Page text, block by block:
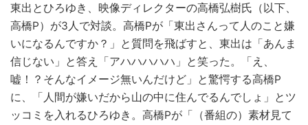
東出とひろゆき、映像ディレクターの高橋弘樹氏（以下、
高橋P）が3人で対談。高橋Pが「東出さんって人のこと嫌
いになるんですか？」と質問を飛ばすと、東出は「あんま
信じない」と答え「アハハハハハ」と笑った。「え、
嘘！？そんなイメージ無いんだけど」と驚愕する高橋P
に、「人間が嫌いだから山の中に住んでるんでしょ」とツ
ッコミを入れるひろゆき。高橋Pが「（番組の）素材見て